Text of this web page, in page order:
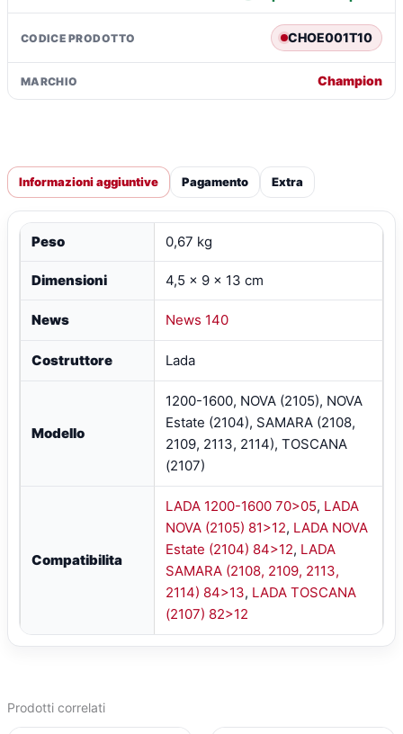
CODICE PRODOTTO CHOE001T10
MARCHIO Champion
Informazioni aggiuntive Pagamento Extra
Peso 0,67 kg
Dimensioni 4,5 × 9 × 13 cm
News News 140
Costruttore Lada
Modello
1200-1600, NOVA (2105), NOVA
Estate (2104), SAMARA (2108,
2109, 2113, 2114), TOSCANA
(2107)
Compatibilita
LADA 1200-1600 70>05, LADA
NOVA (2105) 81>12, LADA NOVA
Estate (2104) 84>12, LADA
SAMARA (2108, 2109, 2113,
2114) 84>13, LADA TOSCANA
(2107) 82>12
Prodotti correlati